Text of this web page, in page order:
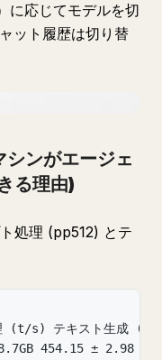
に応じてモデルを切
ット履歴は切り替
ンがエージェ
る理由)
処理 (pp512) とテ
理 (t/s) テキスト生成
454.15 ± 2.98